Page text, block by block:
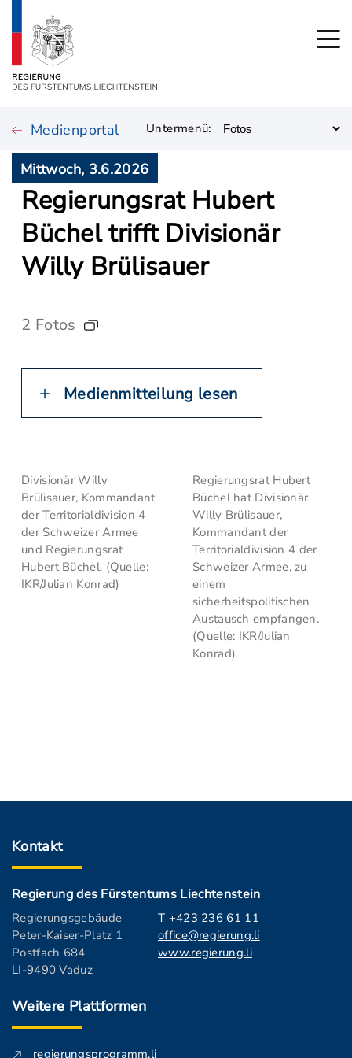
Medienportal Untermenü:
Mittwoch, 3.6.2026
Regierungsrat Hubert
Büchel trifft Divisionär
Willy Brülisauer
2 Fotos
Medienmitteilung lesen
Divisionär Willy
Brülisauer, Kommandant
der Territorialdivision 4
der Schweizer Armee
und Regierungsrat
Hubert Büchel. (Quelle:
IKR/Julian Konrad)
Regierungsrat Hubert
Büchel hat Divisionär
Willy Brülisauer,
Kommandant der
Territorialdivision 4 der
Schweizer Armee, zu
einem
sicherheitspolitischen
Austausch empfangen.
(Quelle: IKR/Julian
Konrad)
Kontakt
Regierung des Fürstentums Liechtenstein
Regierungsgebäude
Peter-Kaiser-Platz 1
Postfach 684
LI-9490 Vaduz
T +423 236 61 11
office@regierung.li
www.regierung.li
Weitere Plattformen
regierungsprogramm.li